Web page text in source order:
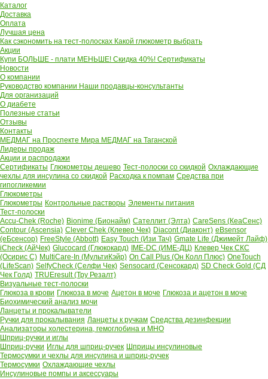
Каталог
Доставка
Оплата
Лучшая цена
Как сэкономить на тест-полосках Какой глюкометр выбрать
Акции
Купи БОЛЬШЕ - плати МЕНЬШЕ! Скидка 40%! Сертификаты
Новости
О компании
Руководство компании Наши продавцы-консультанты
Для организаций
О диабете
Полезные статьи
Отзывы
Контакты
МЕДМАГ на Проспекте Мира МЕДМАГ на Таганской
Лидеры продаж
Акции и распродажи
Сертификаты Глюкометры дешево Тест-полоски со скидкой Охлаждающие
чехлы для инсулина со скидкой Расходка к помпам Средства при
гипогликемии
Глюкометры
Глюкометры Контрольные растворы Элементы питания
Тест-полоски
Accu-Chek (Roche) Bionime (Бионайм) Сателлит (Элта) CareSens (КеаСенс)
Contour (Ascensia) Clever Chek (Клевер Чек) Diacont (Диаконт) eBsensor
(еБсенсор) FreeStyle (Abbott) Easy Touch (Изи Тач) Gmate Life (Джимейт Лайф)
iCheck (АйЧек) Glucocard (Глюкокард) IME-DC (ИМЕ-ДЦ) Клевер Чек СКС
(Осирис С) MultiCare-In (МультиКэйр) On Call Plus (Он Колл Плюс) OneTouch
(LifeScan) SelfyCheck (Селфи Чек) Sensocard (Сенсокард) SD Check Gold (СД
Чек Голд) TRUEresult (Тру Резалт)
Визуальные тест-полоски
Глюкоза в крови Глюкоза в моче Ацетон в моче Глюкоза и ацетон в моче
Биохимический анализ мочи
Ланцеты и прокалыватели
Ручки для прокалывания Ланцеты к ручкам Средства дезинфекции
Анализаторы холестерина, гемоглобина и МНО
Шприц-ручки и иглы
Шприц-ручки Иглы для шприц-ручек Шприцы инсулиновые
Термосумки и чехлы для инсулина и шприц-ручек
Термосумки Охлаждающие чехлы
Инсулиновые помпы и аксессуары